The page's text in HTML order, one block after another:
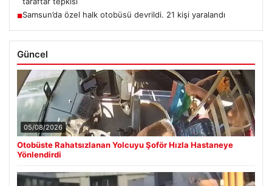
■Samsun’da özel halk otobüsü devrildi. 21 kişi yaralandı
Güncel
05/08/2026
Otobüste Rahatsızlanan Yolcuyu Şoför Hızla Hastaneye
Yönlendirdi